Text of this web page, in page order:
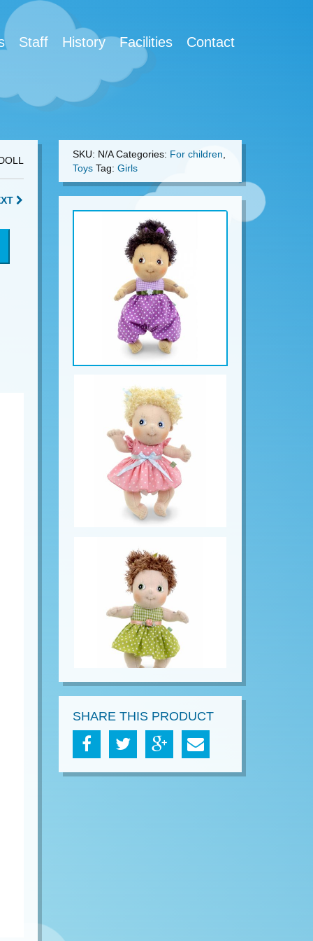
Staff History Facilities Contact
SKU: N/A Categories: For children
Toys Tag: Girls
SHARE THIS PRODUCT